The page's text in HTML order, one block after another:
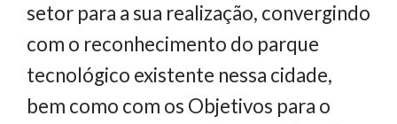
setor para a sua realização, convergindo
com o reconhecimento do parque
tecnológico existente nessa cidade,
bem como com os Objetivos para o